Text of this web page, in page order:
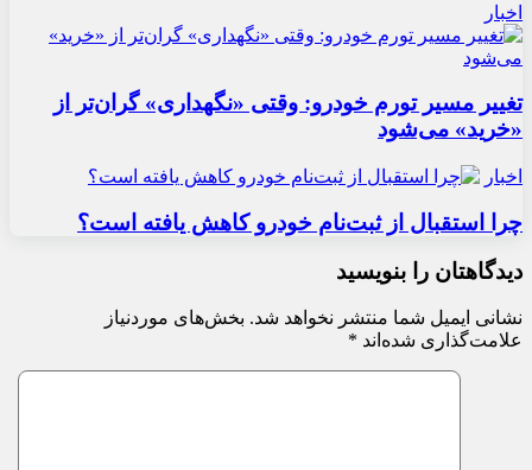
اخبار
تغییر مسیر تورم خودرو: وقتی «نگهداری» گران‌تر از
«خرید» می‌شود
اخبار
چرا استقبال از ثبت‌نام خودرو کاهش یافته است؟
دیدگاهتان را بنویسید
نشانی ایمیل شما منتشر نخواهد شد. بخش‌های موردنیاز
علامت‌گذاری شده‌اند *